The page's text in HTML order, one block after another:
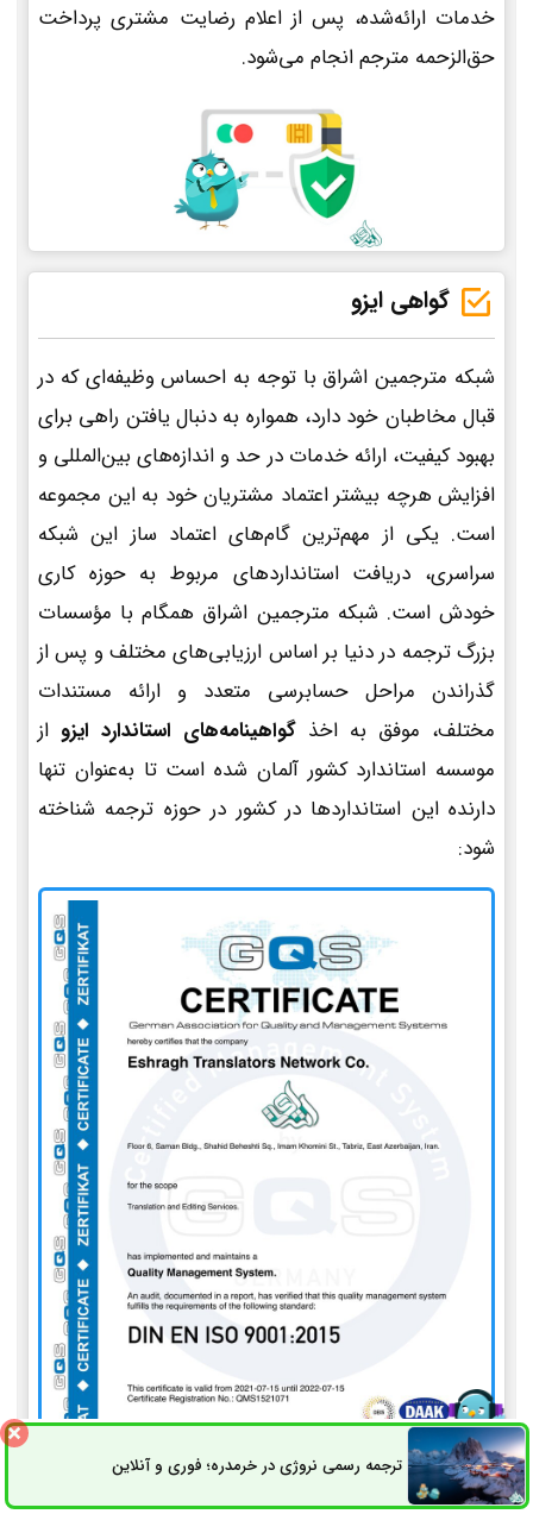
خدمات ارائه‌شده، پس از اعلام رضایت مشتری پرداخت
حق‌الزحمه مترجم انجام می‌شود.
گواهی ایزو
شبکه مترجمین اشراق با توجه به احساس وظیفه‌ای که در
قبال مخاطبان خود دارد، همواره به دنبال یافتن راهی برای
بهبود کیفیت، ارائه خدمات در حد و اندازه‌های بین‌المللی و
افزایش هرچه بیشتر اعتماد مشتریان خود به این مجموعه
است. یکی از مهم‌ترین گام‌های اعتماد ساز این شبکه
سراسری، دریافت استانداردهای مربوط به حوزه کاری
خودش است. شبکه مترجمین اشراق همگام با مؤسسات
بزرگ ترجمه در دنیا بر اساس ارزیابی‌های مختلف و پس از
گذراندن مراحل حسابرسی متعدد و ارائه مستندات
مختلف، موفق به اخذ گواهینامه‌های استاندارد ایزو از
موسسه استاندارد کشور آلمان شده است تا به‌عنوان تنها
دارنده این استانداردها در کشور در حوزه ترجمه شناخته
شود:
ترجمه رسمی نروژی در خرمدره؛ فوری و آنلاینثبت سفارش راه های ارتباطی